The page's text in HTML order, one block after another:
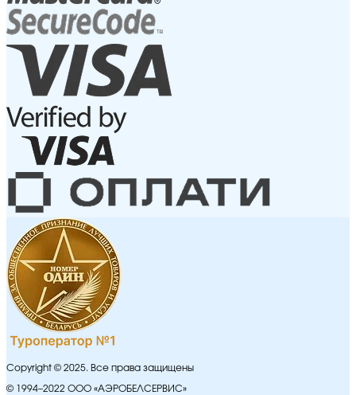
Copyright © 2025. Все права защищены
© 1994–2022 ООО «АЭРОБЕЛСЕРВИС»